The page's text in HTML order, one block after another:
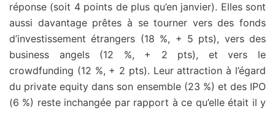
réponse (soit 4 points de plus qu’en janvier). Elles sont
aussi davantage prêtes à se tourner vers des fonds
d’investissement étrangers (18 %, + 5 pts), vers des
business angels (12 %, + 2 pts), et vers le
crowdfunding (12 %, + 2 pts). Leur attraction à l’égard
du private equity dans son ensemble (23 %) et des IPO
(6 %) reste inchangée par rapport à ce qu’elle était il y